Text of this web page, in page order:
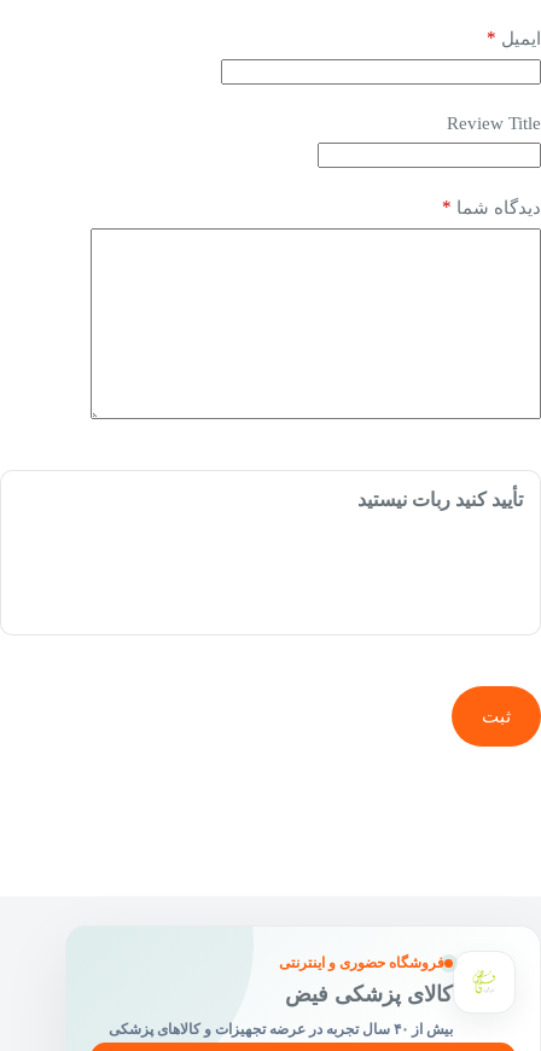
ایمیل *
Review Title
دیدگاه شما *
تأیید کنید ربات نیستید
ثبت
فروشگاه حضوری و اینترنتی
کالای پزشکی فیض
بیش از ۴۰ سال تجربه در عرضه تجهیزات و کالاهای پزشکی